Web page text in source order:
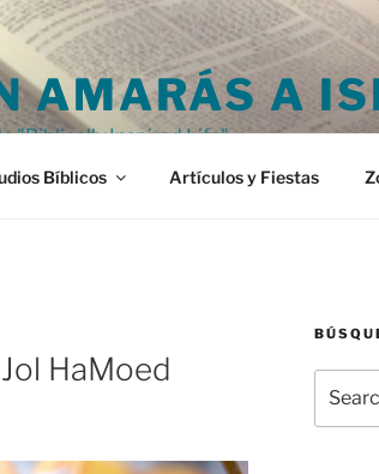
AMARÁS A
"Biblically Inspired Life"
Bíblicos Artículos y Fiestas
HaMoed
for: